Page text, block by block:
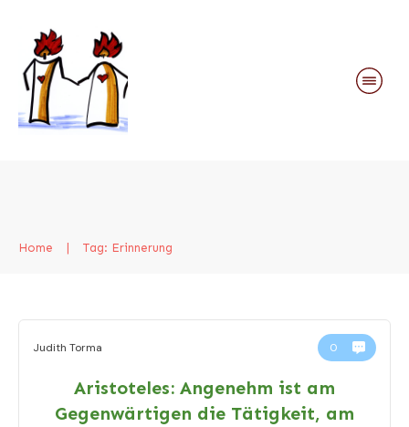
Home Tag: Erinnerung
Judith Torma 0
Aristoteles: Angenehm ist am
Gegenwärtigen die Tätigkeit, am